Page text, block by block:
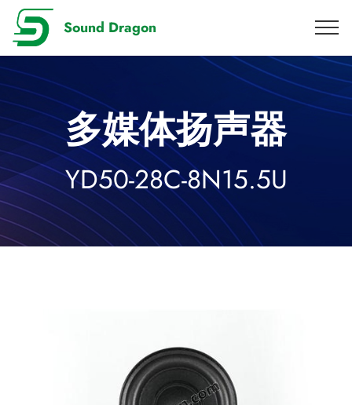
Sound Dragon
多媒体扬声器
YD50-28C-8N15.5U